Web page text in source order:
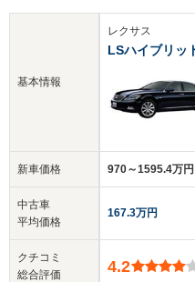
基本情報
新車価格
中古車
平均価格
クチコミ
総合評価
レクサス
LSハイブリッ
970～1595.4万円
167.3万円
4.2